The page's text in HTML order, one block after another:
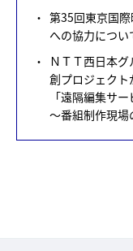
第35回東京国
への協力につい
ＮＴＴ西日本
創プロジェクト
「遠隔編集サ
～番組制作現場